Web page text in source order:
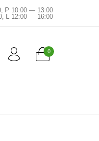
P 10:00 — 13:00
L 12:00 — 16:00
0